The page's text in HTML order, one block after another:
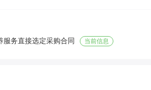
服务直接选定采购合同 当前信息